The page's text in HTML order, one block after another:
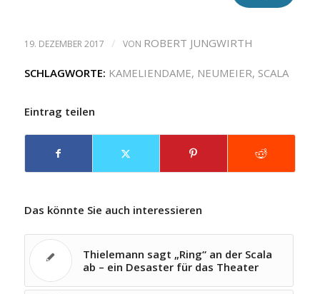
19. DEZEMBER 2017 / VON ROBERT JUNGWIRTH
SCHLAGWORTE: KAMELIENDAME, NEUMEIER, SCALA
Eintrag teilen
Das könnte Sie auch interessieren
Thielemann sagt „Ring“ an der Scala
ab – ein Desaster für das Theater